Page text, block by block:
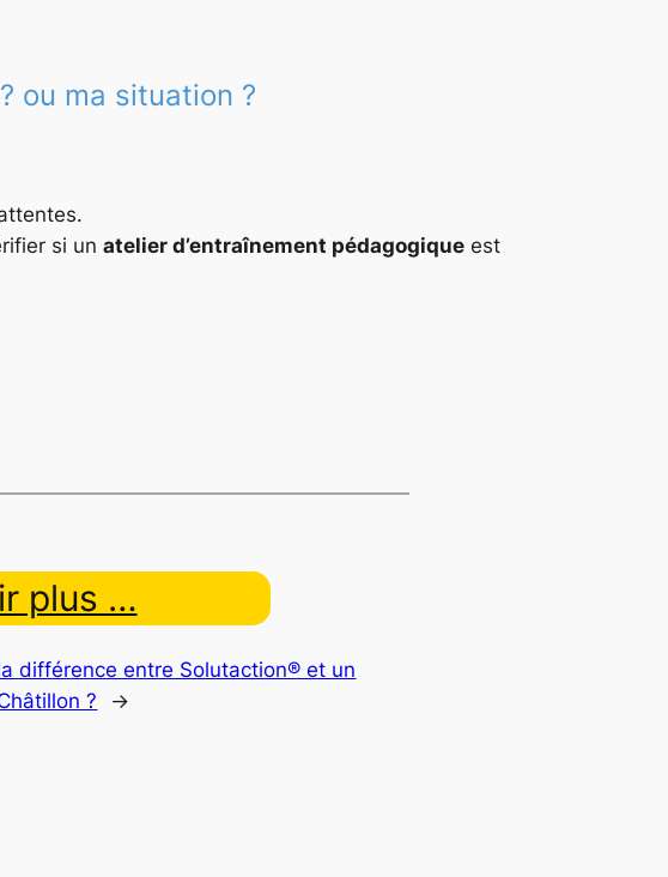
ou ma situation ?
si un atelier d’entraînement pédagogique est
plus …
différence entre Solutaction® et un
?
→